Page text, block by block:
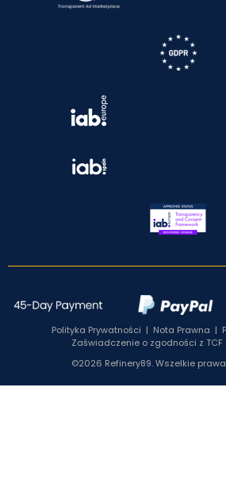
Polityka Prywatności | Nota Prawna |
Zaświadczenie o zgodności z TCF
©2026 Refinery89. Wszelkie